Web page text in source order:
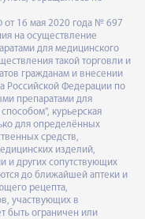
от 16 мая 2020 года № 697
на осуществление
для медицинского
такой торговли и
гражданам и внесении
Российской Федерации по
препаратами для
курьерская
для определённых
средств,
изделий,
и других сопутствующих
до ближайшей аптеки и
рецепта,
участвующих в
быть ограничен или